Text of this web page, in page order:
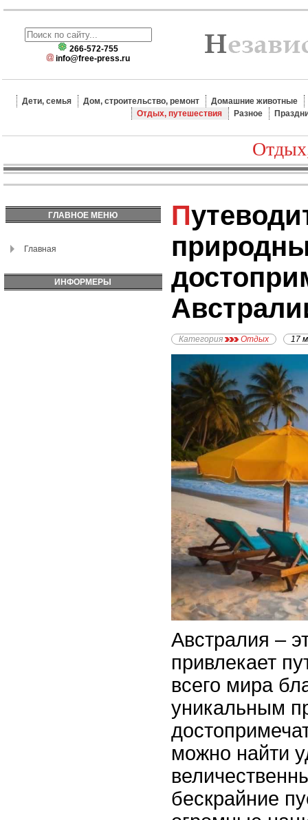
266-572-755
info@free-press.ru
Дети, семья Дом, строительство, ремонт
Домашние животные
Отдых, путешествия
Разное
ГЛАВНОЕ МЕНЮ
Главная
ИНФОРМЕРЫ
Путеводитель по лучшим
Категория Отдых 17
Австралия –
привлекает
всего мира
уникальным
можно найти
бескрайние